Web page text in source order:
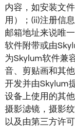
内容，如安装文
用）；(ii)注册信
邮箱地址来说唯
软件附带或由
为Skylum软件兼
音、剪贴画和其
开发并由Skylum
设备上使用的其
摄影滤镜，摄影
以及由第三方许